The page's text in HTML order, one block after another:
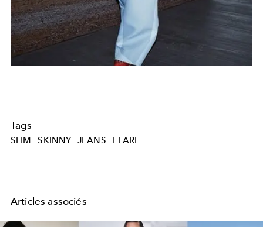
Tags
SLIM SKINNY JEANS FLARE
Articles associés